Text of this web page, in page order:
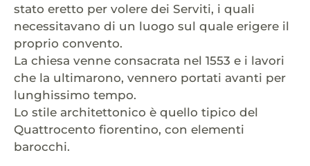
stato eretto per volere dei Serviti, i quali
necessitavano di un luogo sul quale erigere il
proprio convento.
La chiesa venne consacrata nel 1553 e i lavori
che la ultimarono, vennero portati avanti per
lunghissimo tempo.
Lo stile architettonico è quello tipico del
Quattrocento fiorentino, con elementi
barocchi.